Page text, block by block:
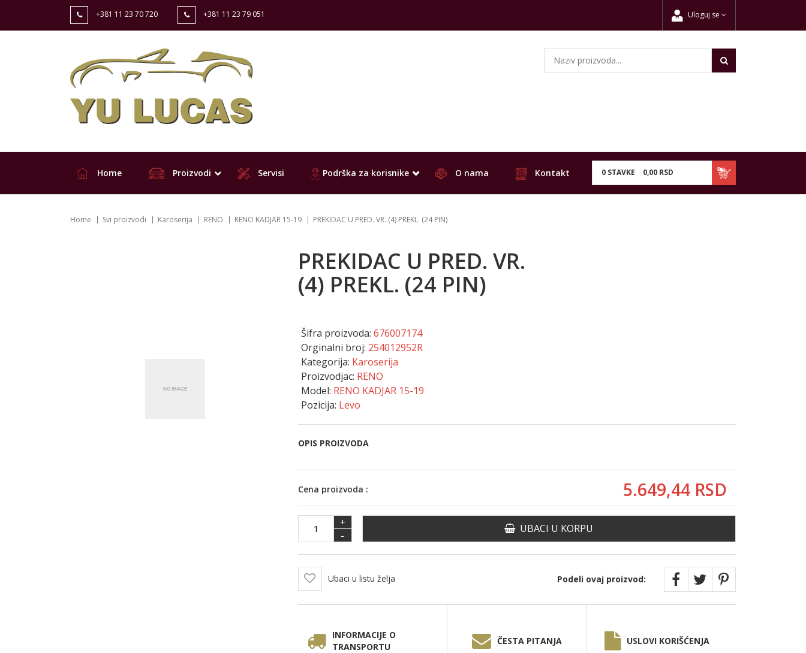
+381 11 23 70 720 +381 11 23 79 051 Uloguj se
0 STAVKE 0,00 RSD
Home Proizvodi Servisi Podrška za korisnike O nama Kontakt
Home Svi proizvodi Karoserija RENO RENO KADJAR 15-19 PREKIDAC U PRED. VR. (4) PREKL. (24 PIN)
PREKIDAC U PRED. VR.
(4) PREKL. (24 PIN)
Šifra proizvoda: 676007174
Orginalni broj: 254012952R
Kategorija: Karoserija
Proizvodjac: RENO
Model: RENO KADJAR 15-19
Pozicija: Levo
OPIS PROIZVODA
Cena proizvoda : 5.649,44 RSD
+
-
UBACI U KORPU
Ubaci u listu želja Podeli ovaj proizvod:
INFORMACIJE O
TRANSPORTU
ČESTA PITANJA USLOVI KORIŠĆENJA